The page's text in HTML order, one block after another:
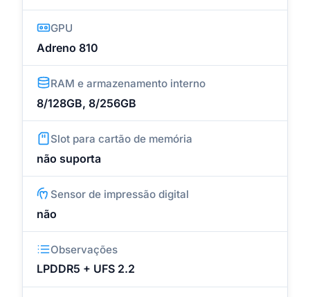
GPU
Adreno 810
RAM e armazenamento interno
8/128GB, 8/256GB
Slot para cartão de memória
não suporta
Sensor de impressão digital
não
Observações
LPDDR5 + UFS 2.2